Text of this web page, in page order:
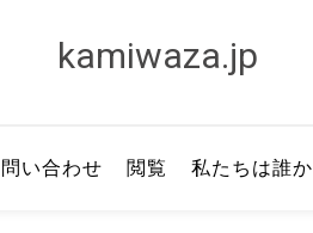
kamiwaza.jp
い合わせ 閲覧 私たちは誰か